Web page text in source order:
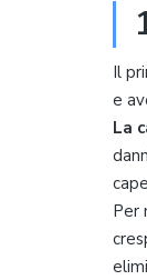
Il
e
La
Per